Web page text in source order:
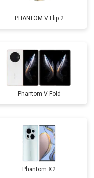
PHANTOM V Flip 2
Phantom V Fold
Phantom X2